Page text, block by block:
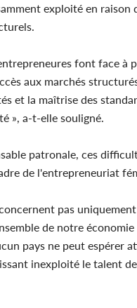
exploité en raison
font face à
aux marchés
et la maîtrise des
», a-t-elle souligné.
patronale, ces
de l'entrepreneuriat
pas
de notre économie
pays ne peut espérer
inexploité le talent